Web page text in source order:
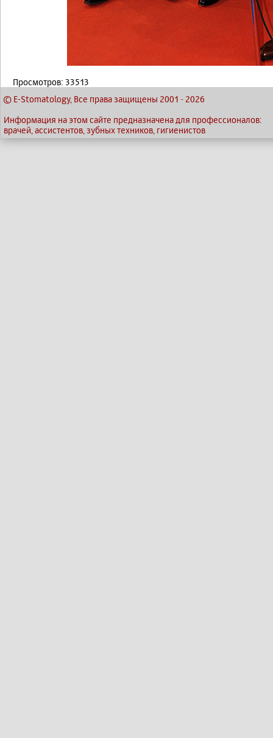
Просмотров: 33513
© E-Stomatology, Все права защищены 2001 - 2026
Информация на этом сайте предназначена для профессионалов:
врачей, ассистентов, зубных техников, гигиенистов